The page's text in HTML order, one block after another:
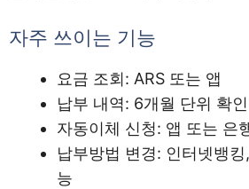
자주 쓰이는 기능
요금 조회: ARS 또는 앱
납부 내역: 6개월 단위 확
자동이체 신청: 앱 또는 은
납부방법 변경: 인터넷뱅
능